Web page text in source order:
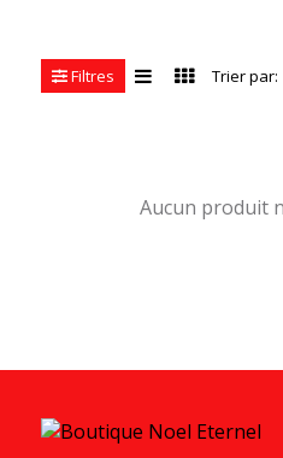
Filtres Trier par:
Aucun produit